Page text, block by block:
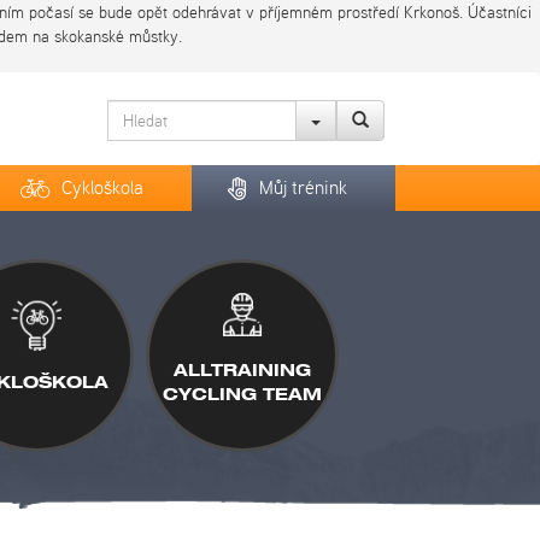
počasí se bude opět odehrávat v příjemném prostředí Krkonoš. Účastníci
na skokanské můstky.
Cykloškola Můj trénink
ALLTRAINING
CYCLING TEAM